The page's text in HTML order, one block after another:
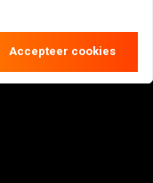
(The Netherlands)
Accepteer cookies